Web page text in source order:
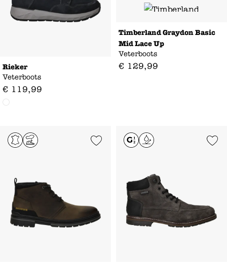
Rieker
Veterboots
€ 119,99
Timberland Graydon Basic
Mid Lace Up
Veterboots
€ 129,99
Add to Wishlist Add to